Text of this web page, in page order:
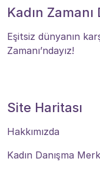
Kadın
Eşitsiz dünyanın
Zamanı’ndayız!
Site Haritası
Hakkımızda
Kadın Danışma